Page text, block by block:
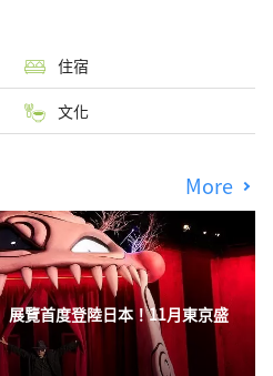
住宿
文化
More
展覽首度登陸日本！11月東京盛